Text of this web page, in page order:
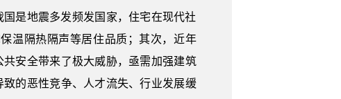
是地震多发频发国家，住宅在现代社
温隔热隔声等居住品质；其次，近年
安全带来了极大威胁，亟需加强建筑
的恶性竞争、人才流失、行业发展缓